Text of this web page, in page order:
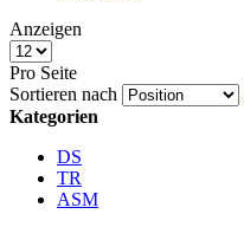
Anzeigen
Pro Seite
Sortieren nach
Kategorien
DS
TR
ASM